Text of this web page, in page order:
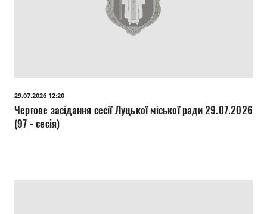
29.07.2026 12:20
Чергове засідання сесії Луцької міської ради 29.07.2026
(97 - сесія)